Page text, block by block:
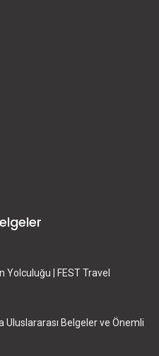
| FEST Travel
Belgeler ve Önemli